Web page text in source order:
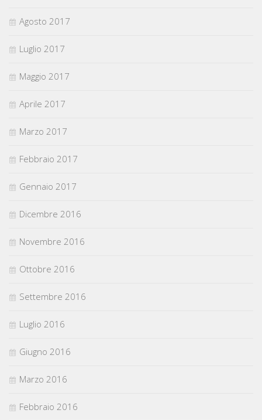
Agosto 2017
Luglio 2017
Maggio 2017
Aprile 2017
Marzo 2017
Febbraio 2017
Gennaio 2017
Dicembre 2016
Novembre 2016
Ottobre 2016
Settembre 2016
Luglio 2016
Giugno 2016
Marzo 2016
Febbraio 2016